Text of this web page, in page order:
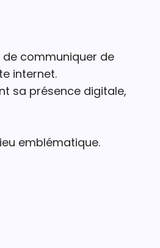
de communiquer de
internet.
sa présence digitale,
emblématique.